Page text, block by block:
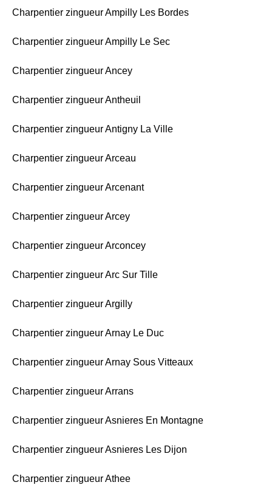
Charpentier zingueur Ampilly Les Bordes
Charpentier zingueur Ampilly Le Sec
Charpentier zingueur Ancey
Charpentier zingueur Antheuil
Charpentier zingueur Antigny La Ville
Charpentier zingueur Arceau
Charpentier zingueur Arcenant
Charpentier zingueur Arcey
Charpentier zingueur Arconcey
Charpentier zingueur Arc Sur Tille
Charpentier zingueur Argilly
Charpentier zingueur Arnay Le Duc
Charpentier zingueur Arnay Sous Vitteaux
Charpentier zingueur Arrans
Charpentier zingueur Asnieres En Montagne
Charpentier zingueur Asnieres Les Dijon
Charpentier zingueur Athee